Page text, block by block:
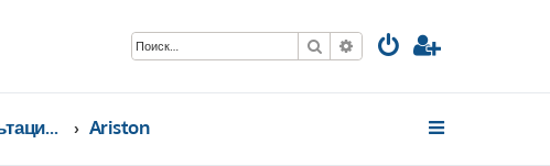
Поиск Расширенный поиск
Консультации специалистов Ariston